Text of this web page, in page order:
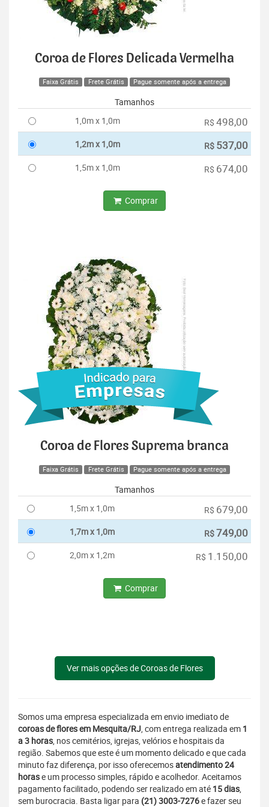
Coroa de Flores Delicada Vermelha
Faixa Grátis Frete Grátis Pague somente após a entrega
Tamanhos
1,0m x 1,0m
R$ 498,00
1,2m x 1,0m R$ 537,00
1,5m x 1,0m R$ 674,00
Comprar
Coroa de Flores Suprema branca
Faixa Grátis Frete Grátis Pague somente após a entrega
Tamanhos
1,5m x 1,0m
R$ 679,00
1,7m x 1,0m R$749,00
2,0m x 1,2m R$ 1.150,00
Comprar
Ver mais opções de Coroas de Flores
Somos uma empresa especializada em envio imediato de
coroas de flores em Mesquita/RJ, com entrega realizada em 1
a 3 horas, nos cemitérios, igrejas, velórios e hospitais da
região. Sabemos que este é um momento delicado e que cada
minuto faz diferença, por isso oferecemosatendimento 24
horase um processo simples, rápido e acolhedor. Aceitamos
pagamento facilitado, podendo ser realizado em até 15 dias,
sem burocracia. Basta ligar para (21) 3003-7276e fazer seu